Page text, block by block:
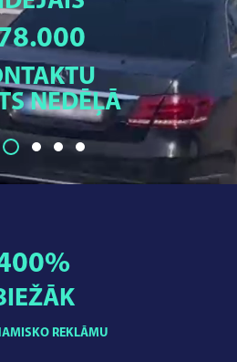
NEDĒĻĀ
REKLĀMU
%